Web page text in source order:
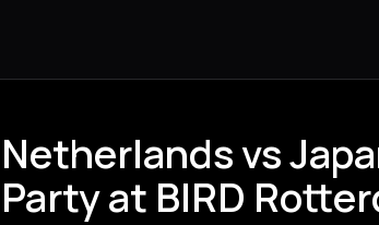
Netherlands vs
Party at BIRD